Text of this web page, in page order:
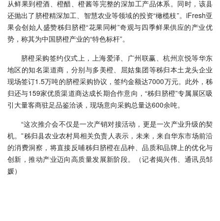
从鲜果到橙酒、橙醋、橙酱等完整的深加工产品体系。同时，该县
还抛出了脐橙精深加工、智慧农业等领域的投资“橄榄枝”。iFresh亚
果会创始人盛赞秭归脐橙“花果同树”奇观与四季鲜果供应的产业优
势，称其为中国脐橙产业的“特色标杆”。
脐橙采购签约仪式上，上海爱泽、广州联赢、杭州京悦等华东
地区的知名渠道商，分别与多美橙、屈姑集团等秭归本土龙头企业
现场签订1.5万吨的脐橙采购协议，签约金额达7000万元。此外，秭
归还与159家优质渠道商达成长期合作意向，“秭归脐橙”专属展区吸
引大量客商驻足品鉴洽谈，现场意向采购总量达600余吨。
“这次推介会不仅是一次产销对接活动，更是一次产业升级的契
机。”秭归县农业农村局相关负责人表示，未来，来自华东市场前沿
的消费洞察，将直接反哺秭归脐橙在品种、品质和品牌上的优化与
创新，推动产业迈向高质量发展新阶段。（记者揭兴伟、通讯员邹
媛）